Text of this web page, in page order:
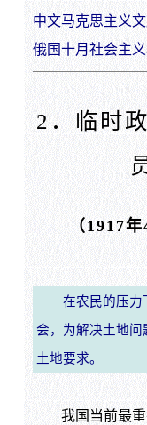
中文马克思主义
俄国十月社会主
2．临时
（1917
在农民的压力下
会，为解决土地问
土地要求。
我国当前最重